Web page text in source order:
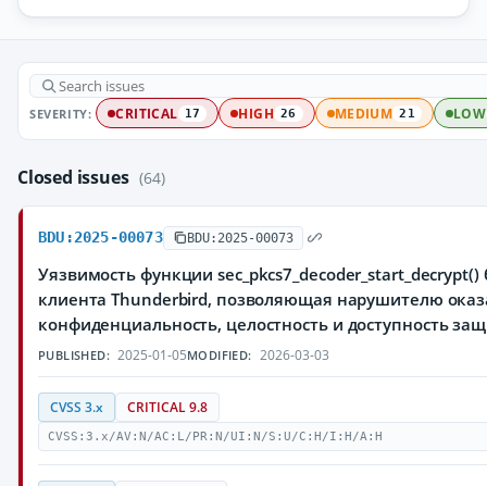
SEVERITY: CRITICAL 17 HIGH 26 MEDIUM 21 LOW
Closed issues (64)
BDU:2025-00073 BDU:2025-00073
Уязвимость функции
клиента Thunderbird, позволяющая нарушителю
конфиденциальность, целостность и доступность
PUBLISHED: 2025-01-05MODIFIED: 2026-03-03
CVSS 3.x CRITICAL 9.8
CVSS:3.x/AV:N/AC:L/PR:N/UI:N/S:U/C:H/I:H/A:H